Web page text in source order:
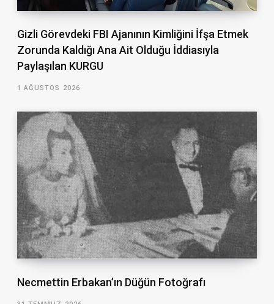
Gizli Görevdeki FBI Ajanının Kimliğini İfşa Etmek
Zorunda Kaldığı Ana Ait Olduğu İddiasıyla
Paylaşılan KURGU
1 AĞUSTOS 2026
Necmettin Erbakan’ın Düğün Fotoğrafı